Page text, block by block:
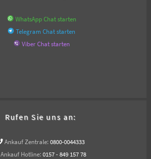
WhatsApp Chat starten
Telegram Chat starten
Viber Chat starten
Rufen Sie uns an:
Ankauf Zentrale: 0800-0044333
Ankauf Hotline: 0157 - 849 157 78